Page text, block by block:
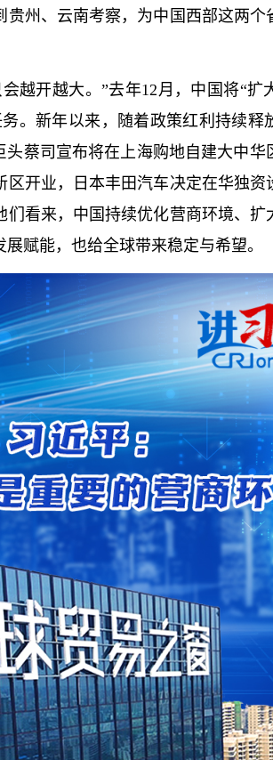
贵州、云南考察，为中国西部这两个
越开越大。”去年12月，中国将“扩
。新年以来，随着政策红利持续释
头蔡司宣布将在上海购地自建大中华
开业，日本丰田汽车决定在华独资
看来，中国持续优化营商环境、扩
赋能，也给全球带来稳定与希望。